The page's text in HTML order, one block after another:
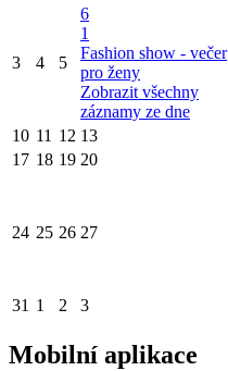
3 4 5
6
1
Fashion show - večer
pro ženy
Zobrazit všechny
záznamy ze dne
10 11 12 13
17 18 19 20
24 25 26 27
31 1 2 3
Mobilní aplikace